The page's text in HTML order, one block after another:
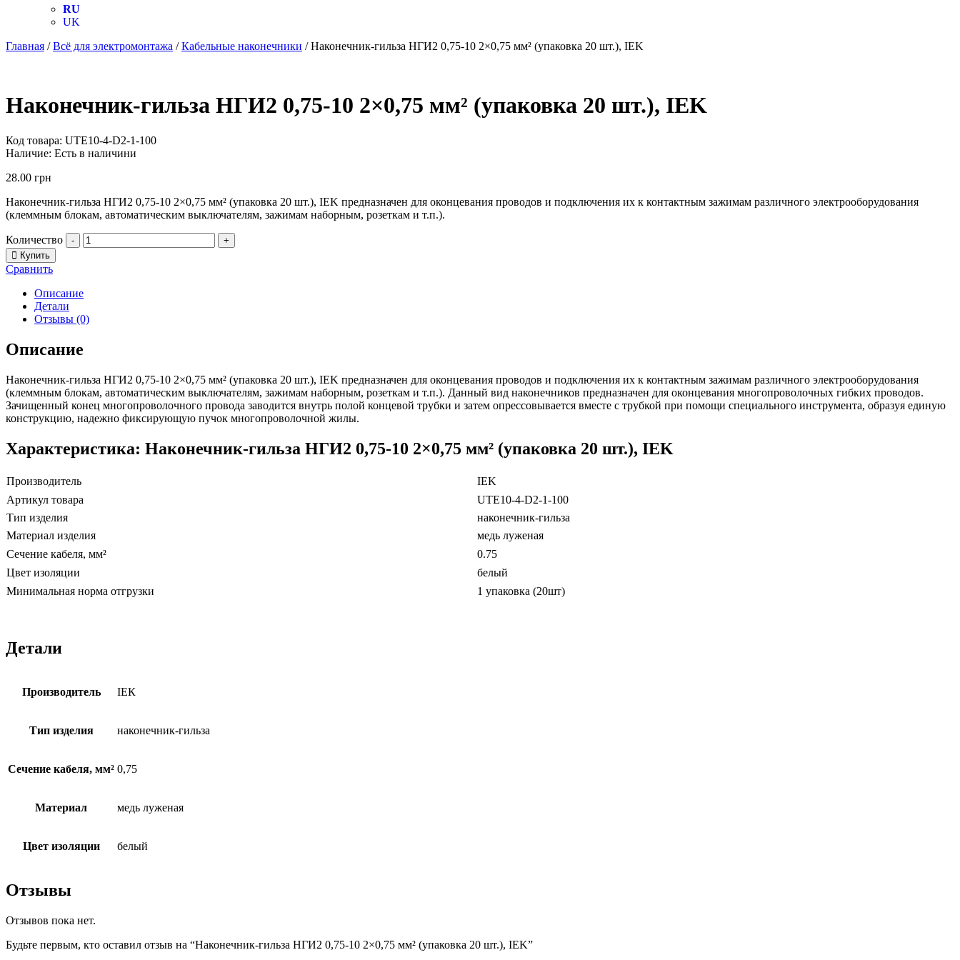
RU
UK
Главная /Всё для электромонтажа /Кабельные наконечники / Наконечник-гильза НГИ2 0,75-10 2×0,75 мм² (упаковка 20 шт.), IEK
Наконечник-гильза НГИ2 0,75-10 2×0,75 мм² (упаковка 20 шт.), IEK
Код товара: UTE10-4-D2-1-100
Наличие: Есть в наличини
28.00 грн
Наконечник-гильза НГИ2 0,75-10 2×0,75 мм² (упаковка 20 шт.), IEK предназначен для оконцевания проводов и подключения их к контактным зажимам различного электрооборудования
(клеммным блокам, автоматическим выключателям, зажимам наборным, розеткам и т.п.).
Количество -
+
Купить
Сравнить
Описание
Детали
Отзывы (0)
Описание
Наконечник-гильза НГИ2 0,75-10 2×0,75 мм² (упаковка 20 шт.), IEK предназначен для оконцевания проводов и подключения их к контактным зажимам различного электрооборудования
(клеммным блокам, автоматическим выключателям, зажимам наборным, розеткам и т.п.). Данный вид наконечников предназначен для оконцевания многопроволочных гибких проводов.
Зачищенный конец многопроволочного провода заводится внутрь полой концевой трубки и затем опрессовывается вместе с трубкой при помощи специального инструмента, образуя единую
конструкцию, надежно фиксирующую пучок многопроволочной жилы.
Характеристика: Наконечник-гильза НГИ2 0,75-10 2×0,75 мм² (упаковка 20 шт.), IEK
Производитель
IEK
Артикул товара
UTE10-4-D2-1-100
Тип изделия
наконечник-гильза
Материал изделия
медь луженая
Сечение кабеля, мм²
0.75
Цвет изоляции
белый
Минимальная норма отгрузки
1 упаковка (20шт)
Детали
Производитель ІЕК
Тип изделия наконечник-гильза
Сечение кабеля, мм² 0,75
Материал медь луженая
Цвет изоляции белый
Отзывы
Отзывов пока нет.
Будьте первым, кто оставил отзыв на “Наконечник-гильза НГИ2 0,75-10 2×0,75 мм² (упаковка 20 шт.), IEK”